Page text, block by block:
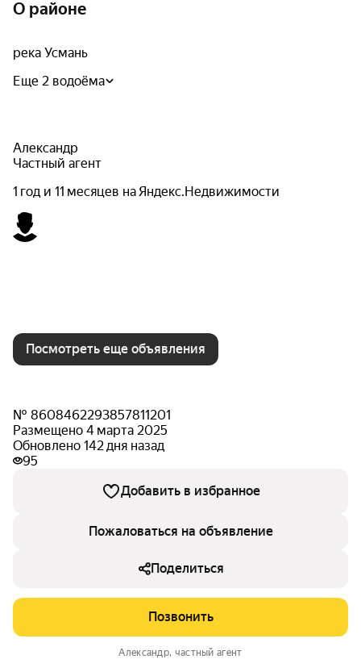
О районе
река Усмань
Еще 2 водоёма
Александр
Частный агент
1 год и 11 месяцев на Яндекс.Недвижимости
Посмотреть еще объявления
№ 8608462293857811201
Размещено 4 марта 2025
Обновлено 142 дня назад
95
Добавить в избранное
Пожаловаться на объявление
Поделиться
Позвонить
Александр, частный агент